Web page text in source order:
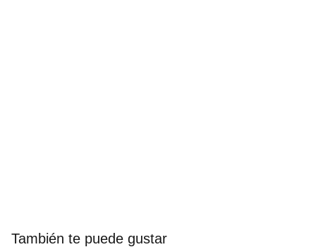
También te puede gustar